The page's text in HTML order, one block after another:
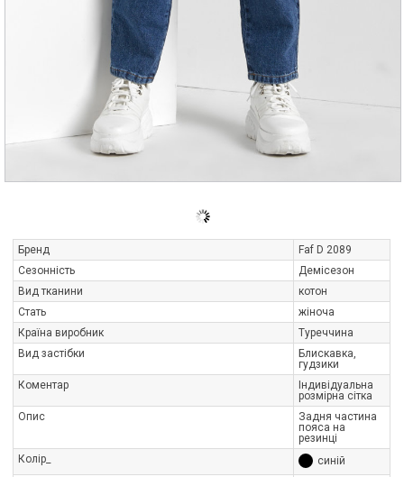
Бренд
Faf D 2089
Сезонність
Демісезон
Вид тканини
котон
Стать
жіноча
Країна виробник
Туреччина
Вид застібки
Блискавка,
гудзики
Коментар
Індивідуальна
розмірна сітка
Опис
Задня частина
пояса на
резинці
Колір_
синій